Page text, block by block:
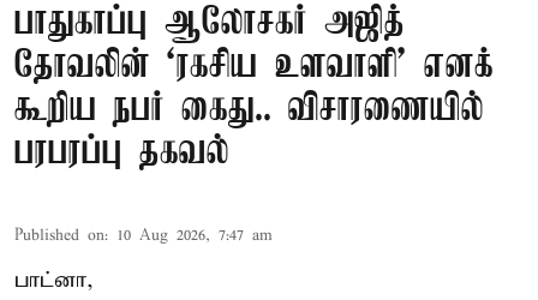
பாதுகாப்பு ஆலோசகர் அஜித்
தோவலின் ‘ரகசிய உளவாளி’ எனக்
கூறிய நபர் கைது.. விசாரணையில்
பரபரப்பு தகவல்
Published on: 10 Aug 2026, 7:47 am
பாட்னா,